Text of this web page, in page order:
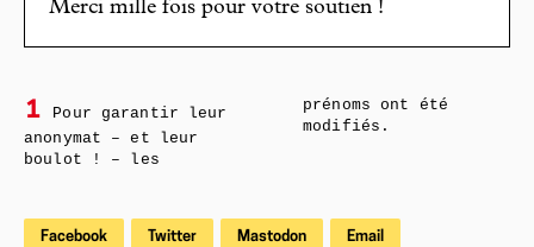
Merci mille fois pour votre soutien !
1
Pour garantir leur
anonymat – et leur
boulot ! – les
prénoms ont été
modifiés.
Facebook Twitter Mastodon Email